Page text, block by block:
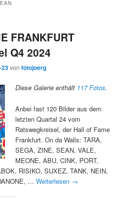
FRANKFURT
Q4 2024
23vonfotojoerg
Diese Galerie enthält 117 Fotos.
Anbei fast 120 Bilder aus dem
letzten Quartal 24 vom
Ratswegkreisel, der Hall of Fame
Frankfurt. On da Walls: TARA,
SEGA, ZINE, SEAN, VALE,
MEONE, ABU, CINK, PORT,
RISIKO, SUXEZ, TANK, NEIN,
…Weiterlesen →